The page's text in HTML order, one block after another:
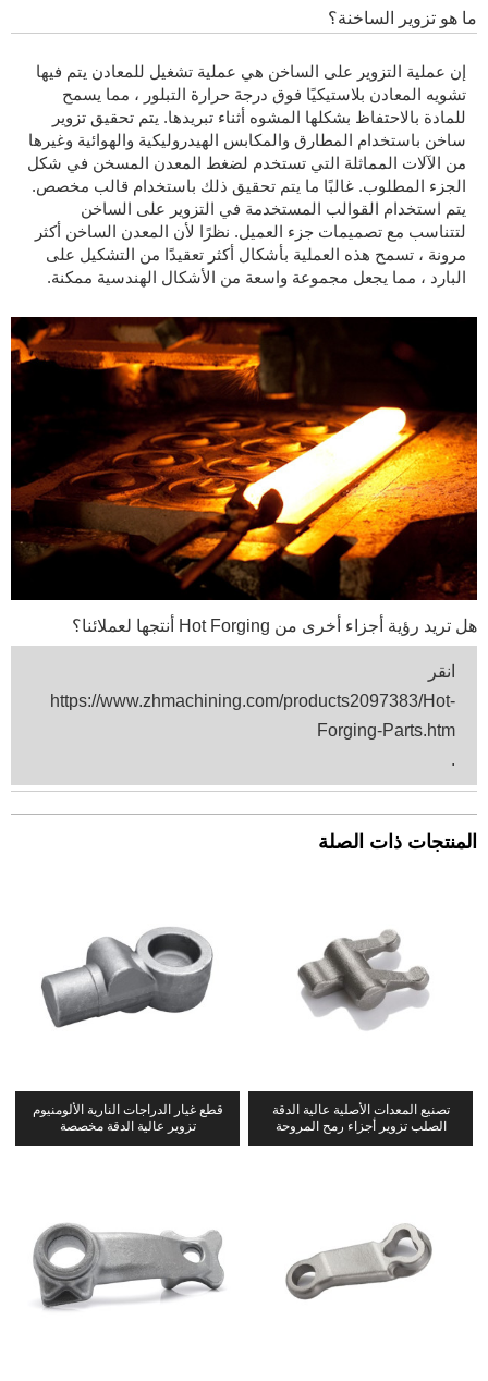
ما هو تزوير الساخنة؟
إن عملية التزوير على الساخن هي عملية تشغيل للمعادن يتم فيها
تشويه المعادن بلاستيكيًا فوق درجة حرارة التبلور ، مما يسمح
للمادة بالاحتفاظ بشكلها المشوه أثناء تبريدها. يتم تحقيق تزوير
ساخن باستخدام المطارق والمكابس الهيدروليكية والهوائية وغيرها
من الآلات المماثلة التي تستخدم لضغط المعدن المسخن في شكل
الجزء المطلوب. غالبًا ما يتم تحقيق ذلك باستخدام قالب مخصص.
يتم استخدام القوالب المستخدمة في التزوير على الساخن
لتتناسب مع تصميمات جزء العميل. نظرًا لأن المعدن الساخن أكثر
مرونة ، تسمح هذه العملية بأشكال أكثر تعقيدًا من التشكيل على
البارد ، مما يجعل مجموعة واسعة من الأشكال الهندسية ممكنة.
هل تريد رؤية أجزاء أخرى من Hot Forging أنتجها لعملائنا؟
انقر
https://www.zhmachining.com/products2097383/Hot-
Forging-Parts.htm
.
المنتجات ذات الصلة
تصنيع المعدات الأصلية عالية الدقة
الصلب تزوير أجزاء رمح المروحة
قطع غيار الدراجات النارية الألومنيوم
تزوير عالية الدقة مخصصة